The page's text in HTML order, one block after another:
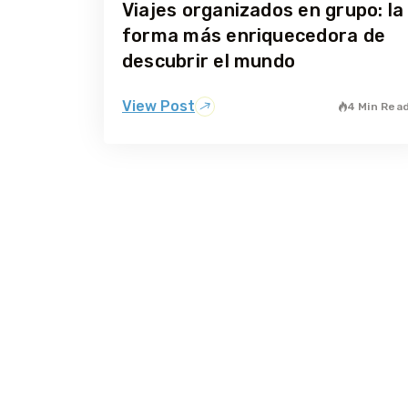
Viajes organizados en grupo: la
forma más enriquecedora de
descubrir el mundo
View Post 4 Min